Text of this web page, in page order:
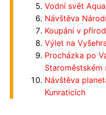
Vodní svět
Návštěva
Koupání v
Výlet na
Procházka po
Staroměstském
Návštěva
Kunraticích